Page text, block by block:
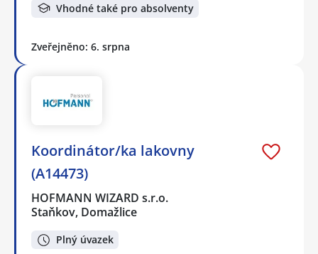
Vhodné také pro absolventy
Zveřejněno: 6. srpna
Koordinátor/ka lakovny
(A14473)
HOFMANN WIZARD s.r.o.
Staňkov, Domažlice
Plný úvazek